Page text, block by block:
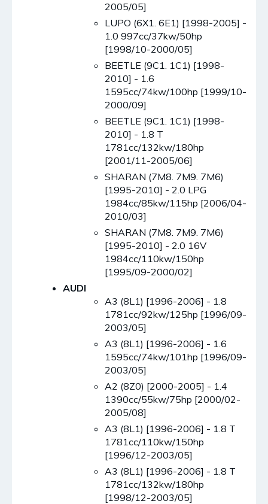
2005/05]
LUPO (6X1. 6E1) [1998-2005] -
1.0 997cc/37kw/50hp
[1998/10-2000/05]
BEETLE (9C1. 1C1) [1998-
2010] - 1.6
1595cc/74kw/100hp [1999/10-
2000/09]
BEETLE (9C1. 1C1) [1998-
2010] - 1.8 T
1781cc/132kw/180hp
[2001/11-2005/06]
SHARAN (7M8. 7M9. 7M6)
[1995-2010] - 2.0 LPG
1984cc/85kw/115hp [2006/04-
2010/03]
SHARAN (7M8. 7M9. 7M6)
[1995-2010] - 2.0 16V
1984cc/110kw/150hp
[1995/09-2000/02]
AUDI
A3 (8L1) [1996-2006] - 1.8
1781cc/92kw/125hp [1996/09-
2003/05]
A3 (8L1) [1996-2006] - 1.6
1595cc/74kw/101hp [1996/09-
2003/05]
A2 (8Z0) [2000-2005] - 1.4
1390cc/55kw/75hp [2000/02-
2005/08]
A3 (8L1) [1996-2006] - 1.8 T
1781cc/110kw/150hp
[1996/12-2003/05]
A3 (8L1) [1996-2006] - 1.8 T
1781cc/132kw/180hp
[1998/12-2003/05]